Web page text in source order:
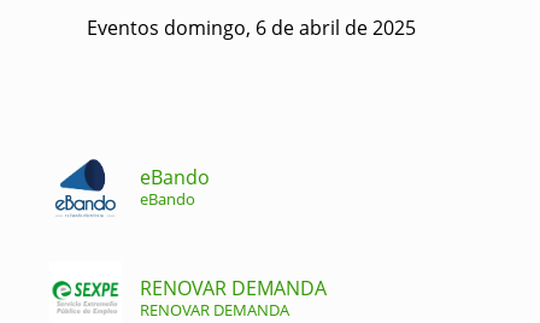
Eventos domingo, 6 de abril de 2025
eBando
eBando
RENOVAR DEMANDA
RENOVAR DEMANDA